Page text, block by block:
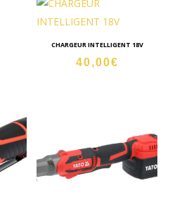
est :
139,00€.
CHARGEUR INTELLIGENT 18V
40,00€